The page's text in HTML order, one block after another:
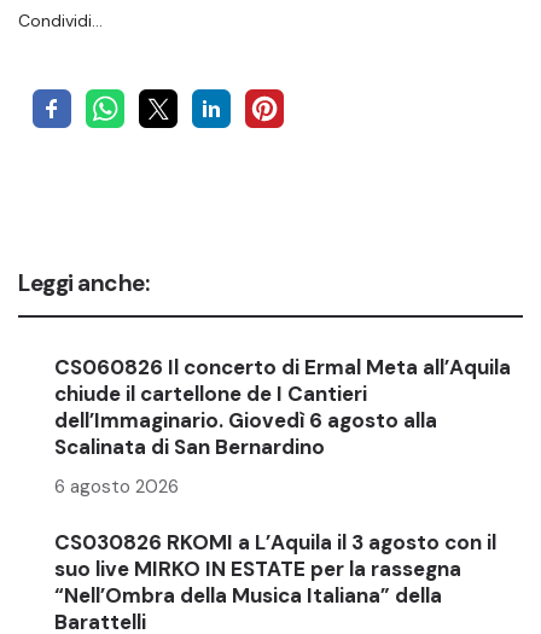
Condividi…
Leggi anche:
CS060826 Il concerto di Ermal Meta all’Aquila
chiude il cartellone de I Cantieri
dell’Immaginario. Giovedì 6 agosto alla
Scalinata di San Bernardino
6 agosto 2026
CS030826 RKOMI a L’Aquila il 3 agosto con il
suo live MIRKO IN ESTATE per la rassegna
“Nell’Ombra della Musica Italiana” della
Barattelli